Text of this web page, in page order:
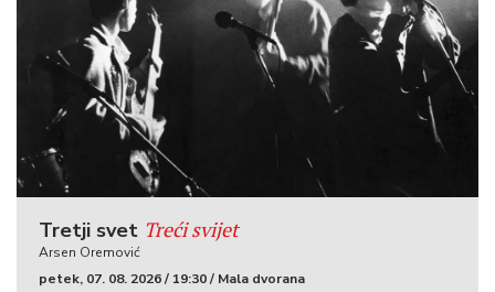
Tretji svet Treći svijet
Arsen Oremović
petek, 07. 08. 2026 / 19:30 / Mala dvorana